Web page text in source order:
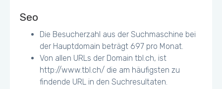
Seo
Die Besucherzahl aus der Suchmaschine bei
der Hauptdomain beträgt 697 pro Monat.
Von allen URLs der Domain tbl.ch, ist
http://www.tbl.ch/ die am häufigsten zu
findende URL in den Suchresultaten.